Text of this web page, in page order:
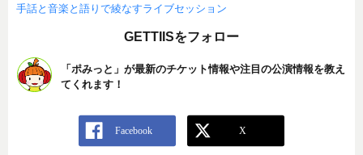
手話と音楽と語りで綾なすライブセッション
GETTIISをフォロー
「ポみっと」が最新のチケット情報や注目の公演情報を教え
てくれます！